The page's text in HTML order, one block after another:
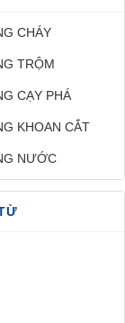
CHÁY
TRỘM
CẠY PHÁ
KHOAN CẮT
NƯỚC